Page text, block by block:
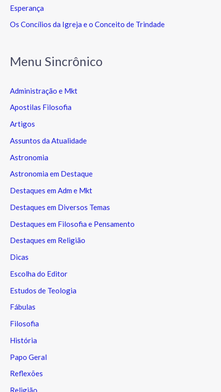
Esperança
Os Concílios da Igreja e o Conceito de Trindade
Menu Sincrônico
Administração e Mkt
Apostilas Filosofia
Artigos
Assuntos da Atualidade
Astronomia
Astronomia em Destaque
Destaques em Adm e Mkt
Destaques em Diversos Temas
Destaques em Filosofia e Pensamento
Destaques em Religião
Dicas
Escolha do Editor
Estudos de Teologia
Fábulas
Filosofia
História
Papo Geral
Reflexões
Religião